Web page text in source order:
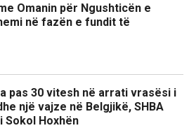
Omanin për Ngushticën e
në fazën e fundit të
pas 30 vitesh në arrati vrasësi i
një vajze në Belgjikë, SHBA
Sokol Hoxhën